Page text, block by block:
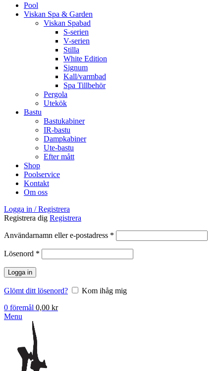
Pool
Viskan Spa & Garden
Viskan Spabad
S-serien
V-serien
Stilla
White Edition
Signum
Kall/varmbad
Spa Tillbehör
Pergola
Utekök
Bastu
Bastukabiner
IR-bastu
Dampkabiner
Ute-bastu
Efter mått
Shop
Poolservice
Kontakt
Om oss
Logga in / Registrera
Registrera dig Registrera
Användarnamn eller e-postadress *
Lösenord *
Logga in
Glömt ditt lösenord?
Kom ihåg mig
0 föremål 0,00 kr
Menu